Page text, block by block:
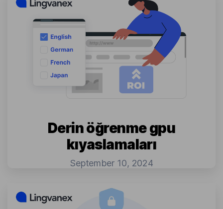
Derin öğrenme gpu
kıyaslamaları
September 10, 2024